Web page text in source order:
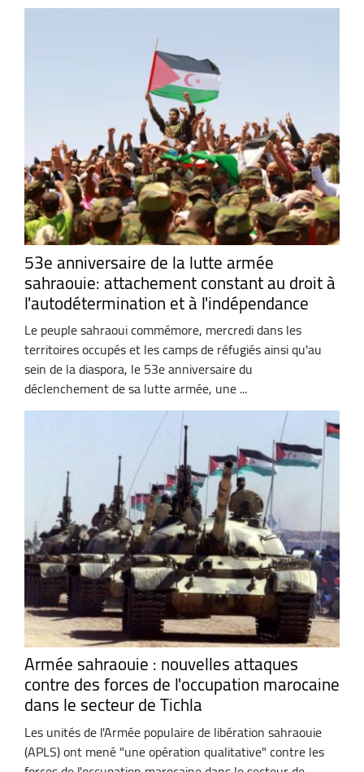
53e anniversaire de la lutte armée
sahraouie: attachement constant au droit à
l'autodétermination et à l'indépendance
Le peuple sahraoui commémore, mercredi dans les
territoires occupés et les camps de réfugiés ainsi qu'au
sein de la diaspora, le 53e anniversaire du
déclenchement de sa lutte armée, une ...
Armée sahraouie : nouvelles attaques
contre des forces de l'occupation marocaine
dans le secteur de Tichla
Les unités de l'Armée populaire de libération sahraouie
(APLS) ont mené "une opération qualitative" contre les